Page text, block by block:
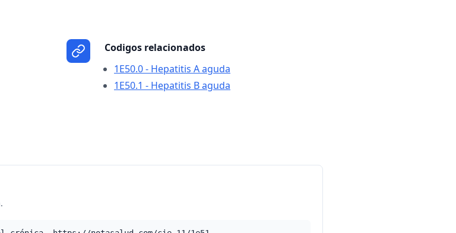
Codigos relacionados
1E50.0 - Hepatitis A aguda
1E50.1 - Hepatitis B aguda